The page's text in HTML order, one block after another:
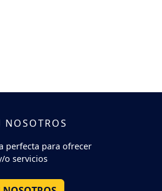
NOSOTROS
perfecta para ofrecer
o servicios